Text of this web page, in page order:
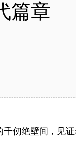
篇章
仞绝壁间，见证